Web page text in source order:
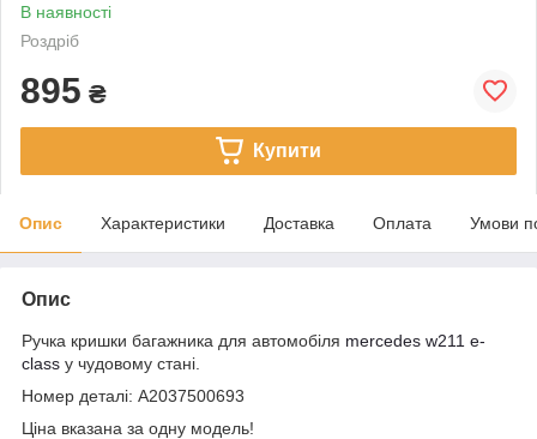
В наявності
Роздріб
895 ₴
Купити
Опис Характеристики Доставка Оплата Умови
Опис
Ручка кришки багажника для автомобіля mercedes w211 e-
class у чудовому стані.
Номер деталі: A2037500693
Ціна вказана за одну модель!